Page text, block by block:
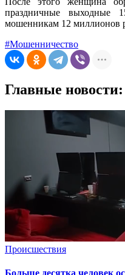
праздничные выходные
мошенникам 12 миллионов
#Мошенничество
Главные новости:
Происшествия